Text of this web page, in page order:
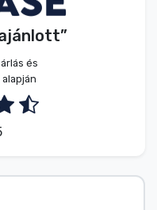
és
alapján